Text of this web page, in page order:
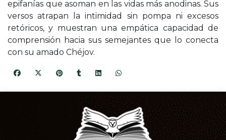
epifanías que asoman en las vidas más anodinas. Sus
versos atrapan la intimidad sin pompa ni excesos
retóricos, y muestran una empática capacidad de
comprensión hacia sus semejantes que lo conecta
con su amado Chéjov.